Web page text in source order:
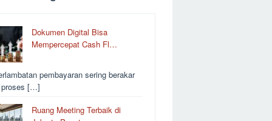
Dokumen Digital Bisa
Mempercepat Cash Fl…
pembayaran sering berakar
proses […]
Ruang Meeting Terbaik di